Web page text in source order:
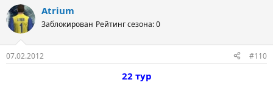
Atrium
Заблокирован Рейтинг сезона: 0
07.02.2012 #110
22 тур